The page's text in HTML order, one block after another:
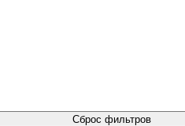
Сброс фильтров